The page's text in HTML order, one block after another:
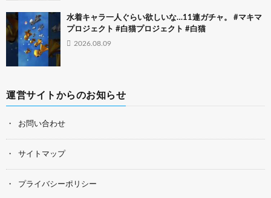
水着キャラ一人ぐらい欲しいな…11連ガチャ。 #マキマ
プロジェクト #白猫プロジェクト #白猫
2026.08.09
運営サイトからのお知らせ
お問い合わせ
サイトマップ
プライバシーポリシー